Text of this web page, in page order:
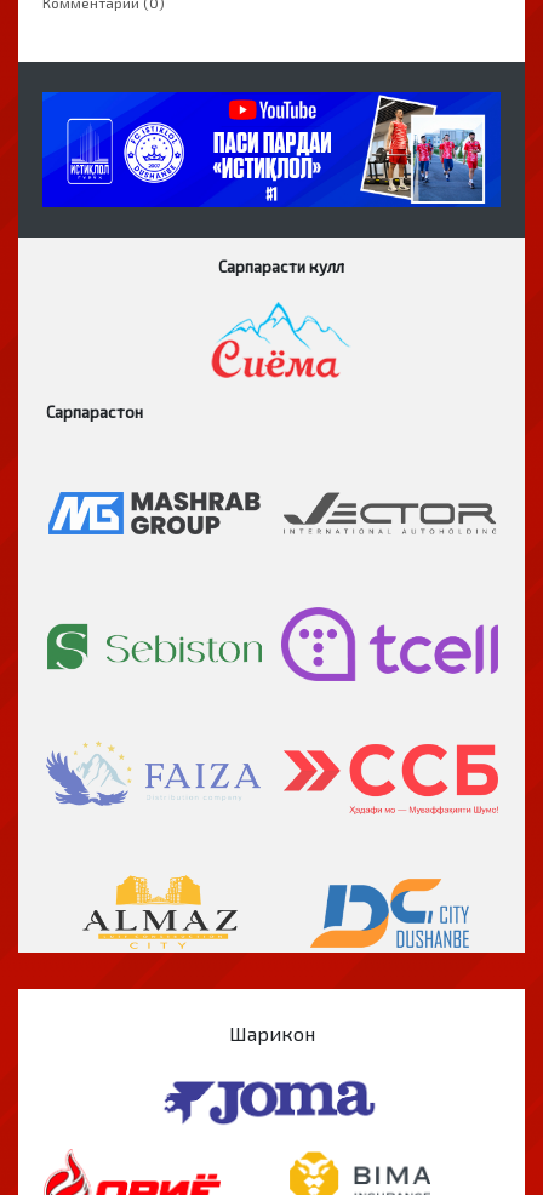
Сарпарасти кулл
Сарпарастон
Шарикон